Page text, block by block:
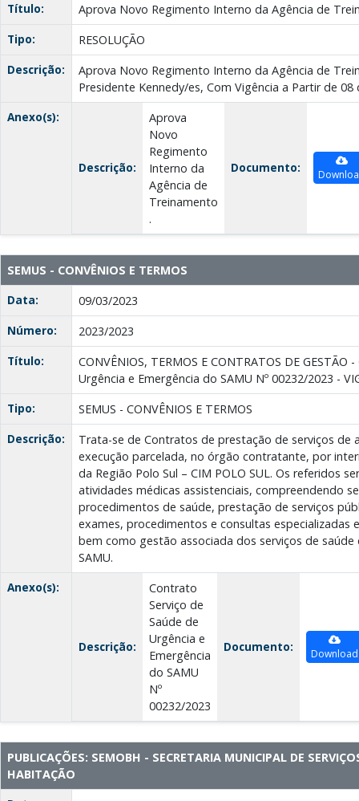
Título:
Aprova Novo Regimento Interno da Agência de
Tipo:
RESOLUÇÃO
Descrição:
Aprova Novo Regimento Interno da Agência de
Presidente Kennedy/es, Com Vigência a Partir de 08
Anexo(s):
Descrição:
Aprova
Novo
Regimento
Interno da
Agência de
Treinamento
.
Documento:
SEMUS - CONVÊNIOS E TERMOS
Data:
09/03/2023
Número:
2023/2023
Título:
CONVÊNIOS, TERMOS E CONTRATOS DE
Urgência e Emergência do SAMU Nº 00232/2023 -
Tipo:
SEMUS - CONVÊNIOS E TERMOS
Descrição:
Trata-se de Contratos de prestação de serviços de
execução parcelada, no órgão contratante, por
da Região Polo Sul – CIM POLO SUL. Os referidos
atividades médicas assistenciais, compreendendo
procedimentos de saúde, prestação de serviços
exames, procedimentos e consultas especializadas
bem como gestão associada dos serviços de
SAMU.
Anexo(s):
Descrição:
Contrato
Serviço de
Saúde de
Urgência e
Emergência
do SAMU
Nº
00232/2023
Documento: Download
PUBLICAÇÕES: SEMOBH - SECRETARIA MUNICIPAL DE
HABITAÇÃO